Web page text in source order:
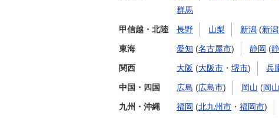
群馬
甲信越・北陸 長野 山梨 新潟 (新
東海 愛知 (名古屋市) 静岡 (
関西 大阪 (大阪市 ・ 堺市) 兵
中国・四国 広島 (広島市) 岡山 (岡
九州・沖縄 福岡 (北九州市 ・ 福岡市)